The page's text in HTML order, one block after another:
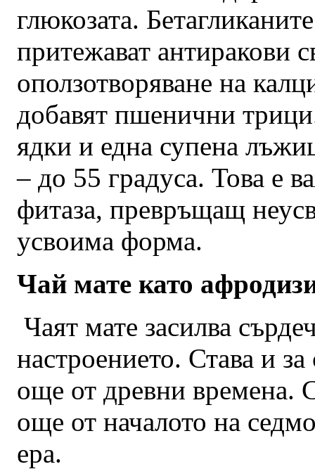
глюкозата.
притежават антиракови
оползотворяване на
добавят пшенични
ядки и една супена
– до 55 градуса. Това е
фитаза, превръщащ
усвоима форма.
Чай мате като
Чаят мате засилва
настроението. Става и
още от древни времена.
още от началото на
ера.